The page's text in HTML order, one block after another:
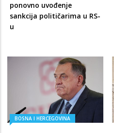
ponovno uvođenje
sankcija političarima u RS-
u
BOSNA I HERCEGOVINA